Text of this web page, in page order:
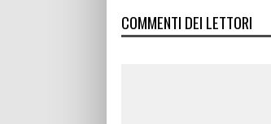
COMMENTI DEI LETTORI